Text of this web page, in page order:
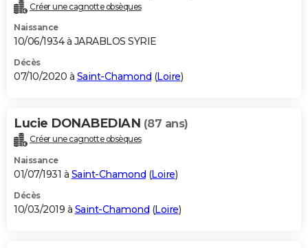
Créer une cagnotte obsèques
Naissance
10/06/1934 à JARABLOS SYRIE
Décès
07/10/2020 à Saint-Chamond (Loire)
Lucie DONABEDIAN (87 ans)
Créer une cagnotte obsèques
Naissance
01/07/1931 à Saint-Chamond (Loire)
Décès
10/03/2019 à Saint-Chamond (Loire)